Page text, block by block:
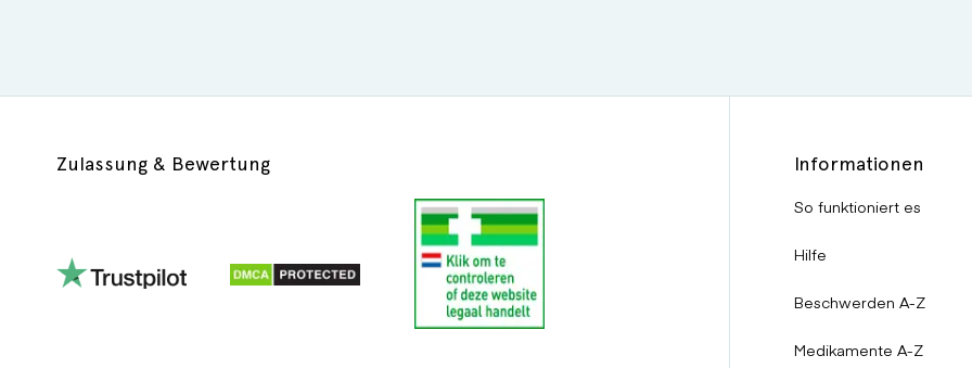
Zulassung & Bewertung Informationen
So funktioniert es
Hilfe
Beschwerden A-Z
Medikamente A-Z